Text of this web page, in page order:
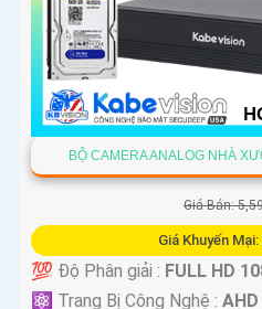
BỘ CAMERA ANALOG NHÀ
Giá Bán:
Giá Khuyến
💯 Độ Phân giải : FULL HD
⚛️ Trang Bị Công Nghệ :